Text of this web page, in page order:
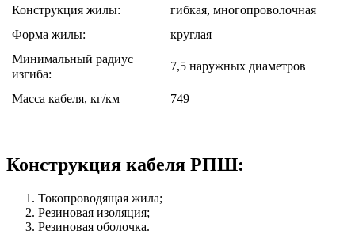
Конструкция жилы:
гибкая, многопроволочная
Форма жилы:
круглая
Минимальный радиус
изгиба:
7,5 наружных диаметров
Масса кабеля, кг/км 749
Конструкция кабеля РПШ:
Токопроводящая жила;
Резиновая изоляция;
Резиновая оболочка.